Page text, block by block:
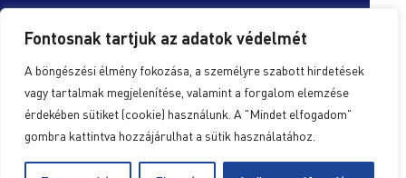
Fontosnak tartjuk az adatok védelmét
A böngészési élmény fokozása, a személyre szabott hirdetések
vagy tartalmak megjelenítése, valamint a forgalom elemzése
érdekében sütiket (cookie) használunk. A "Mindet elfogadom"
gombra kattintva hozzájárulhat a sütik használatához.
© Copyright 2026. ALS-Amiben Lehet, Segítünk!
Egyesület | Minden jog fenntartva!
Készítette:Digitalform